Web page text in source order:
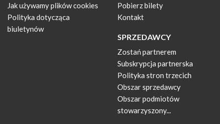
Jak używamy plików cookies
Polityka dotycząca
biuletynów
Pobierz bilety
Kontakt
SPRZEDAWCY
Zostań partnerem
Subskrypcja partnerska
Polityka stron trzecich
Obszar sprzedawcy
Obszar podmiotów
stowarzyszony...